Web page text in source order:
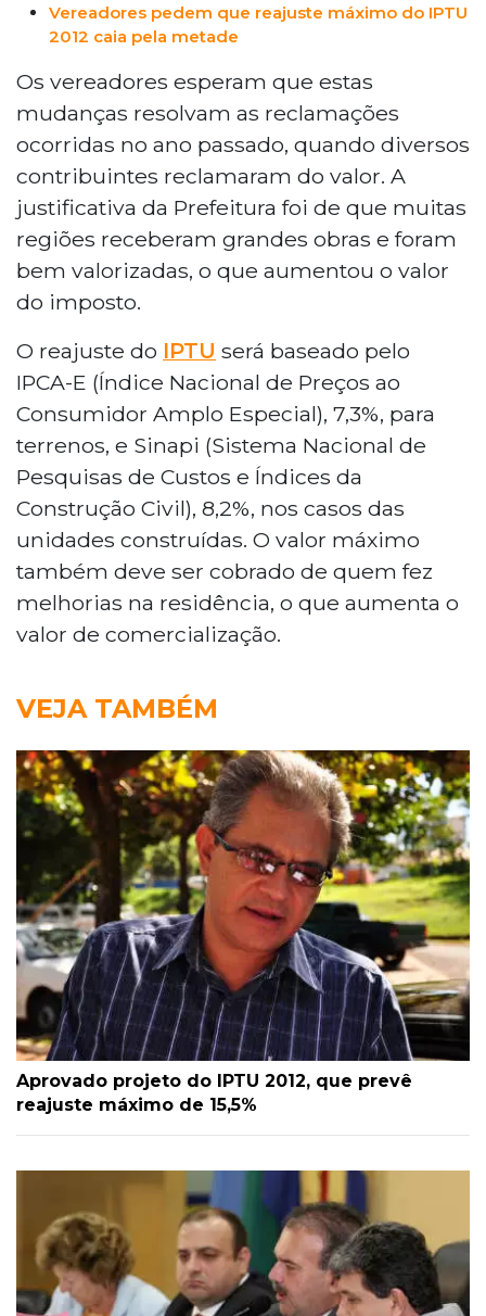
Vereadores pedem que reajuste máximo do IPTU
2012 caia pela metade
Os vereadores esperam que estas
mudanças resolvam as reclamações
ocorridas no ano passado, quando diversos
contribuintes reclamaram do valor. A
justificativa da Prefeitura foi de que muitas
regiões receberam grandes obras e foram
bem valorizadas, o que aumentou o valor
do imposto.
O reajuste do IPTU será baseado pelo
IPCA-E (Índice Nacional de Preços ao
Consumidor Amplo Especial), 7,3%, para
terrenos, e Sinapi (Sistema Nacional de
Pesquisas de Custos e Índices da
Construção Civil), 8,2%, nos casos das
unidades construídas. O valor máximo
também deve ser cobrado de quem fez
melhorias na residência, o que aumenta o
valor de comercialização.
VEJA TAMBÉM
Aprovado projeto do IPTU 2012, que prevê
reajuste máximo de 15,5%